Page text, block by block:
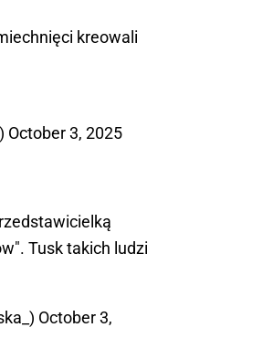
kreowali
October 3, 2025
Tusk takich ludzi
October 3,